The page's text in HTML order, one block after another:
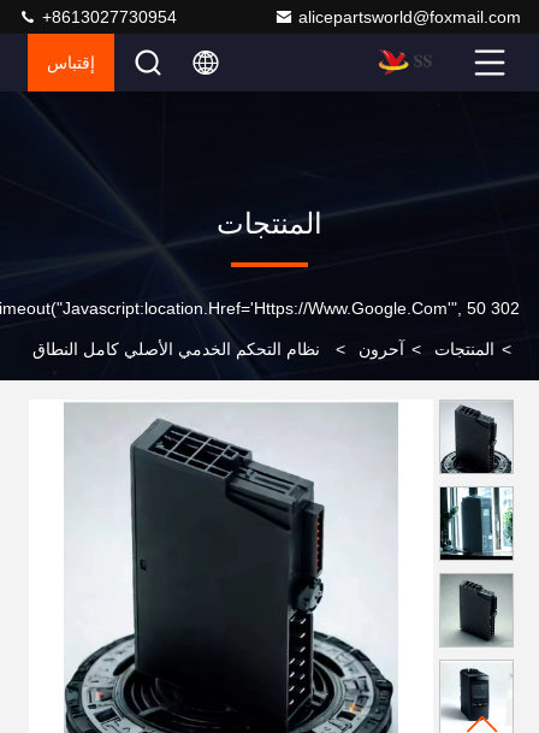
alicepartsworld@foxmail.com
+8613027730954
إقتباس
المنتجات
302 SetTimeout("javascript:location.href='https://www.google.com'", 50);
> المنتجات > آحرون > نظام التحكم الخدمي الأصلي كامل النطاق